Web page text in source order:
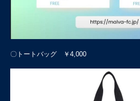
〇トートバッグ ￥4,000